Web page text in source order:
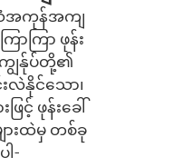
အကုန်အကျ
ာကြာ ဖုန်း
ကျွန်ုပ်တို့၏
လဲနိုင်သော၊
င့် ဖုန်းခေါ်
းထဲမှ တစ်ခု
ါ-